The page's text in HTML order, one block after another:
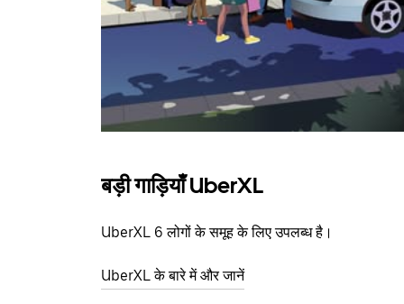
बड़ी गाड़ियाँ UberXL
UberXL 6 लोगों के समूह के लिए उपलब्ध है।
UberXL के बारे में और जानें